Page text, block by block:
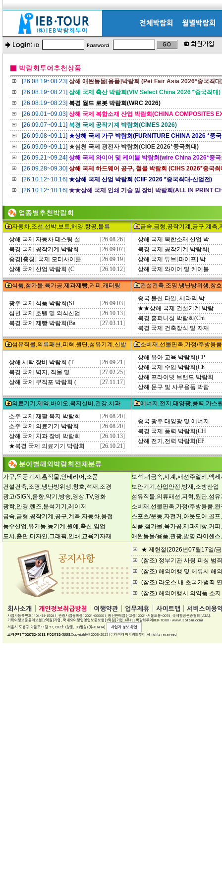
[26.08.19~08.23] 상해 애완동물[용품]박람회 (Pet Fair Asia 2026*중국최대
[26.08.19~08.21] 상해 국제 축산 박람회(VIV Select China 2026 *중국최대)
[26.08.19~08.23] 북경 월드 로봇 박람회(WRC 2026)
[26.09.01~09.03] 상해 국제 복합소재 산업 박람회(CHINA COMPOSITES
[26.09.07~09.11] 북경 국제 공작기계 박람회(CIMES 2026)
[26.09.08~09.11] ★상해 국제 가구 박람회(FURNITURE CHINA 2026 *중
[26.09.09~09.11] ★심천 국제 광전자 박람회(CIOE 2026*중국최대)
[26.09.21~09.24] 상해 국제 와이어 및 케이블 박람회(wire China 2026*중국
[26.09.28~09.30] 상해 국제 하드웨어 공구, 철물 박람회 (CIHS 2026*중국최
[26.10.12~10.16] ★상해 국제 산업 박람회 (CIIF 2026 *중국최대-산업전)
[26.10.12~10.16] ★★상해 국제 인쇄 기술 및 장비 박람회(ALL IN PRINT
자동차,조선,선박,보트,해양,항공,물류
금속,금형,공작기계,공구,계측,
상해 국제 자동차 테스팅 설
[26.08.26]
북경 국제 공작기계 박람회
[26.09.07]
중경[충칭] 국제 모터사이클
[26.09.19]
상해 국제 산업 박람회 (C
[26.10.12]
상해 국제 복합소재 산업 박
북경 국제 공작기계 박람회(
상해 국제 튜브[파이프] 박
상해 국제 와이어 및 케이블
식품,첨가물,육가공,제과제빵,커피,캐터링 건설건축,조명,냉난방위생,창
광주 국제 식품 박람회(SI
[26.09.03]
심천 국제 호텔 및 외식산업
[26.10.13]
북경 국제 제빵 박람회(Ba
[27.03.11]
중국 불산 타일, 세라믹 박
★★상해 국제 건설기계 박람
북경 홈퍼니싱 박람회(Chi
북경 국제 건축장식 및 자재
섬유직물,의류패션,피혁,원단,섬유기계,신발 소비재,선물판촉,가정/주방용
상해 세탁 장비 박람회 (T
[26.09.21]
북경 국제 벽지, 직물 및
[27.02.25]
상해 국제 부직포 박람회 (
[27.11.17]
상해 유아 교육 박람회(CP
상해 국제 수입 박람회(Ch
상해 프라이빗 브랜드 박람회
상해 문구 및 사무용품 박람
의료기기,제약,바이오,복지실버,건강,치과
에너지,전지,태양광,풍력,가스
소주 국제 재활 복지 박람회
[26.08.20]
소주 국제 의료기기 박람회
[26.08.20]
상해 국제 치과 장비 박람회
[26.10.13]
★북경 국제 의료기기 박람회
[26.10.21]
중국 광주 태양광 및 에너지
북경 국제 풍력 박람회(CH
상해 전기,전력 박람회(EP
가구,목공기계,홈직물,인테리어,소품
건설건축,조명,냉난방위생,창호,석재,조경
광고/SIGN,음향,악기,방송,영상,TV,영화
광학,안경,렌즈,분석기기,레이저
금속,금형,공작기계,공구,계측,자동화,용접
농수산업,유기농,농기계,원예,축산,임업
도서,출판,디자인,그래픽,인쇄,교육기자재
보석,귀금속,시계,패션주얼리,액세
보안기기,산업안전,방재,소방산업
섬유직물,의류패션,피혁,원단,섬
소비재,선물판촉,가정/주방용품,
스포츠/운동,자전거,아웃도어,골프
식품,첨가물,육가공,제과제빵,커피
애완동물/용품,관광,발명,라이센스
★ 제헌절(2026년07월17일/
(참조) 정부기관 사칭 피싱 범
(참조) 해외여행 및 체류시 해
(참조) 라오스 내 초국가범죄
(참조) 해외여행시 의약품 소
사업자등록번호: 104-81-85241, 관광사업등록증: 2021-000001, 통신판매업신고증: 2021-서울도봉-0074, 국제항공운송협회[IATA].
기획여행보증공제보험[2억원]가입, 국내외여행업영업보증보험[1억원]가입. (주)IEB박람회투어(IEB-TOUR : www.iebtour.com)
서울시 도봉구 마들로11길 57, 802호 (창동, EQ빌딩) (우:01414)
사업자 정보 확인
고객센터 T:02)732-5688. F:02)732-5668.Copyrightⓒ 2003-2025 (주)아이이비박람회투어 All rights reserved